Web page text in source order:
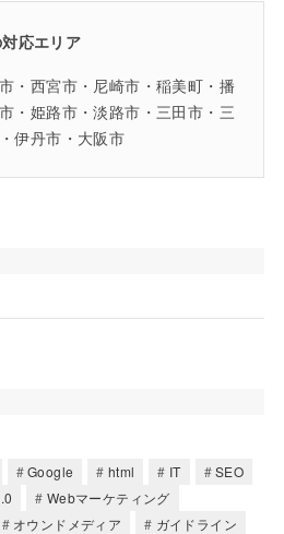
応エリア
・西宮市・尼崎市・稲美町・播
・姫路市・淡路市・三田市・三
伊丹市・大阪市
Google html IT
SEO
Webマーケティング
オウンドメディア
ガイドライン